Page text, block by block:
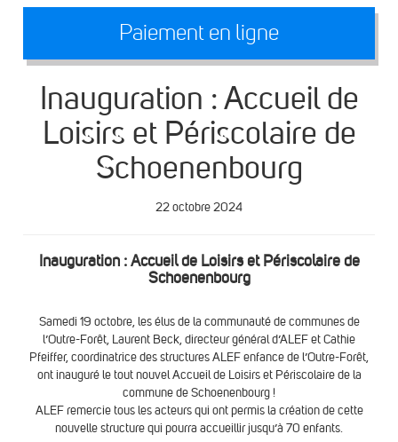
Paiement en ligne
Inauguration : Accueil de
Loisirs et Périscolaire de
Schoenenbourg
22 octobre 2024
Inauguration : Accueil de Loisirs et Périscolaire de
Schoenenbourg
Samedi 19 octobre, les élus de la communauté de communes de
l’Outre-Forêt, Laurent Beck, directeur général d’ALEF et Cathie
Pfeiffer, coordinatrice des structures ALEF enfance de l’Outre-Forêt,
ont inauguré le tout nouvel Accueil de Loisirs et Périscolaire de la
commune de Schoenenbourg !
ALEF remercie tous les acteurs qui ont permis la création de cette
nouvelle structure qui pourra accueillir jusqu’à 70 enfants.